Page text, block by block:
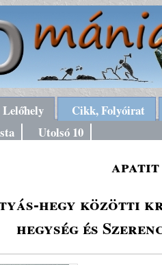
Lelőhely
Cikk, Folyóirat
Utolsó 10
hegy közötti
hegység és